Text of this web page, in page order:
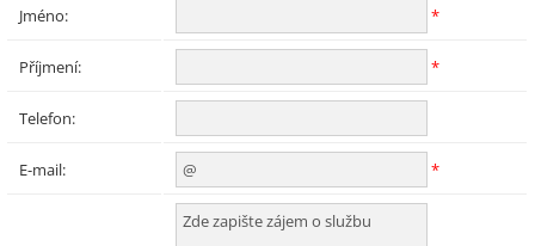
Jméno: *
Příjmení: *
Telefon:
E-mail: *